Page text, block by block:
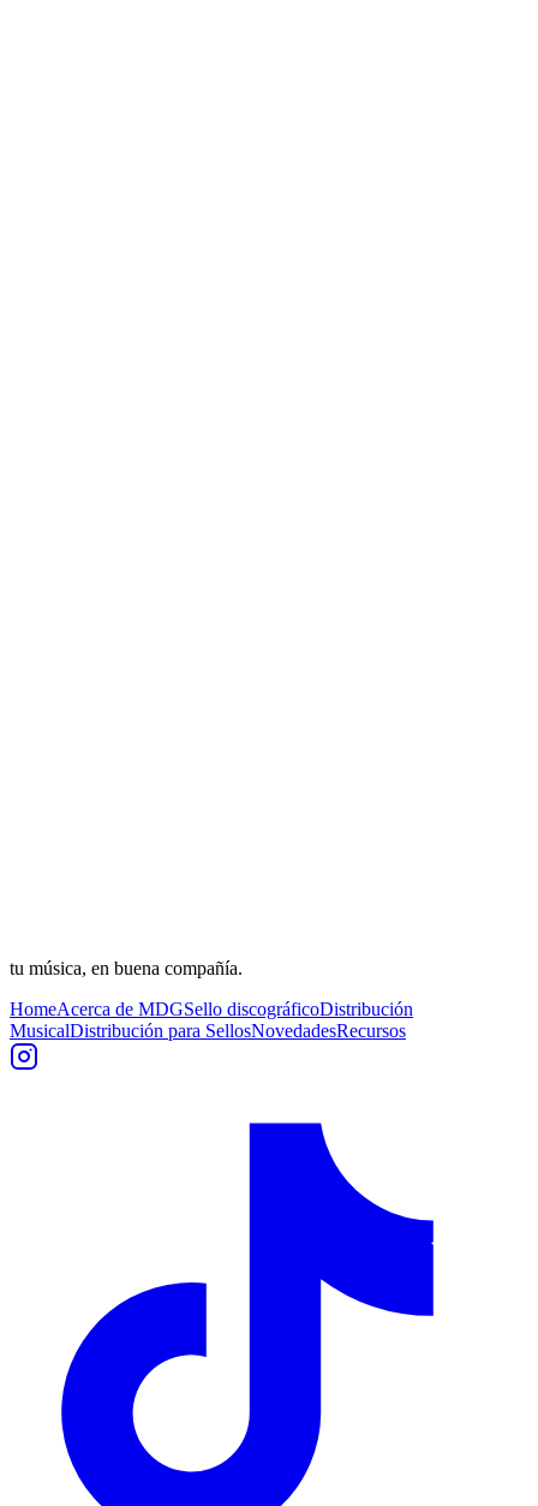
tu música, en buena compañía.
HomeAcerca de MDGSello discográficoDistribución
MusicalDistribución para SellosNovedadesRecursos